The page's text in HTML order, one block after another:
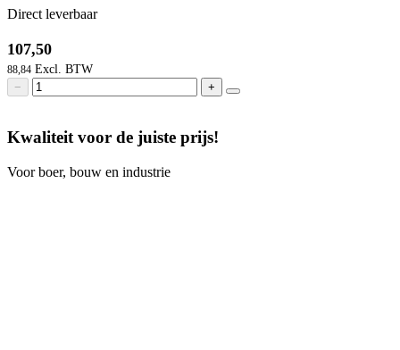
Direct leverbaar
107,50
88,84
− +
Kwaliteit voor de juiste prijs!
Voor boer, bouw en industrie